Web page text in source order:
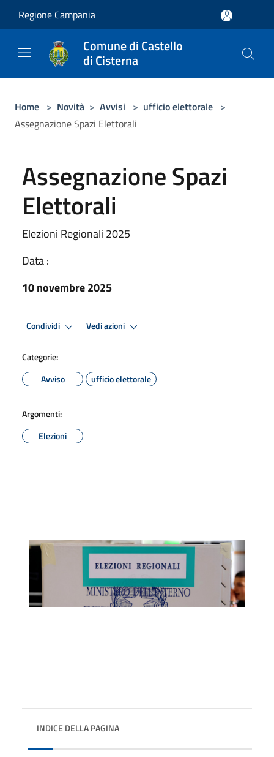
Regione Campania
Comune di Castello
di Cisterna
Home > Novità > Avvisi > ufficio elettorale >
Assegnazione Spazi Elettorali
Assegnazione Spazi
Elettorali
Elezioni Regionali 2025
Data :
10 novembre 2025
Condividi Vedi azioni
Categorie:
Avviso
ufficio elettorale
Argomenti:
Elezioni
INDICE DELLA PAGINA